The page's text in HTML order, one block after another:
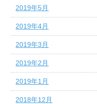
2019年5月
2019年4月
2019年3月
2019年2月
2019年1月
2018年12月